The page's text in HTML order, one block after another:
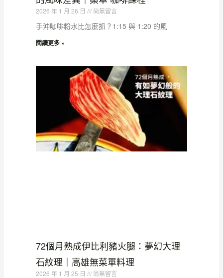
2026 年 1 月 26 日 尚無留言
手沖咖啡粉水比怎麼抓？1:15 與 1:20 的風
閱讀更多 »
72個月熟成伊比利豬火腿：夢幻大理
石紋理｜高雄無菜單料理
2026 年 1 月 25 日 尚無留言